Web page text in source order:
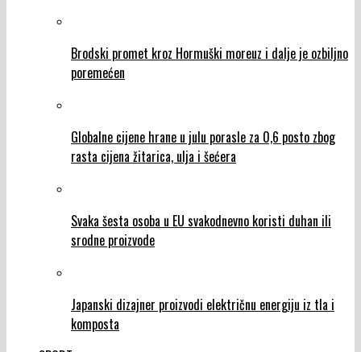
Brodski promet kroz Hormuški moreuz i dalje je ozbiljno
poremećen
Globalne cijene hrane u julu porasle za 0,6 posto zbog
rasta cijena žitarica, ulja i šećera
Svaka šesta osoba u EU svakodnevno koristi duhan ili
srodne proizvode
Japanski dizajner proizvodi električnu energiju iz tla i
komposta